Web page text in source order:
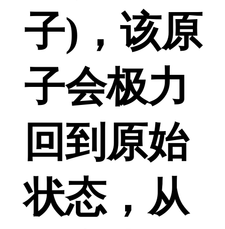
子)，该原
子会极力
回到原始
状态，从